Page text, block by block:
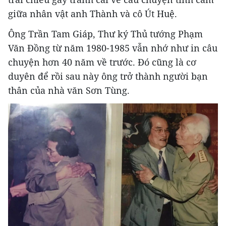
giữa nhân vật anh Thành và cô Út Huệ.
Ông Trần Tam Giáp, Thư ký Thủ tướng Phạm
Văn Đồng từ năm 1980-1985 vẫn nhớ như in câu
chuyện hơn 40 năm về trước. Đó cũng là cơ
duyên để rồi sau này ông trở thành người bạn
thân của nhà văn Sơn Tùng.